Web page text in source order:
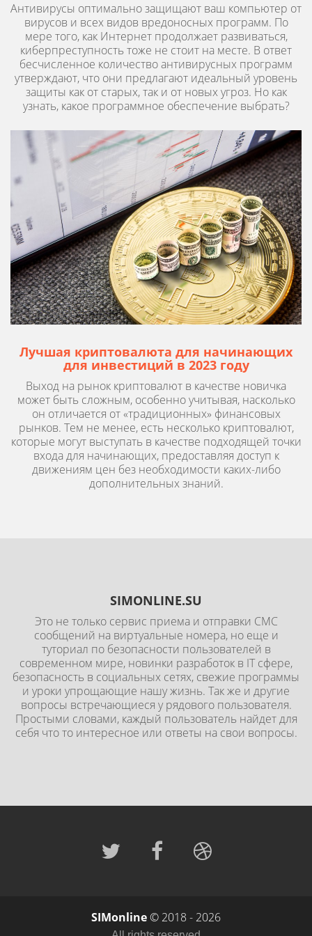
Антивирусы оптимально защищают ваш компьютер от
вирусов и всех видов вредоносных программ. По
мере того, как Интернет продолжает развиваться,
киберпреступность тоже не стоит на месте. В ответ
бесчисленное количество антивирусных программ
утверждают, что они предлагают идеальный уровень
защиты как от старых, так и от новых угроз. Но как
узнать, какое программное обеспечение выбрать?
Лучшая криптовалюта для начинающих
для инвестиций в 2023 году
Выход на рынок криптовалют в качестве новичка
может быть сложным, особенно учитывая, насколько
он отличается от «традиционных» финансовых
рынков. Тем не менее, есть несколько криптовалют,
которые могут выступать в качестве подходящей точки
входа для начинающих, предоставляя доступ к
движениям цен без необходимости каких-либо
дополнительных знаний.
SIMONLINE.SU
Это не только сервис приема и отправки СМС
сообщений на виртуальные номера, но еще и
туториал по безопасности пользователей в
современном мире, новинки разработок в IT сфере,
безопасность в социальных сетях, свежие программы
и уроки упрощающие нашу жизнь. Так же и другие
вопросы встречающиеся у рядового пользователя.
Простыми словами, каждый пользователь найдет для
себя что то интересное или ответы на свои вопросы.
SIMonline© 2018 - 2026